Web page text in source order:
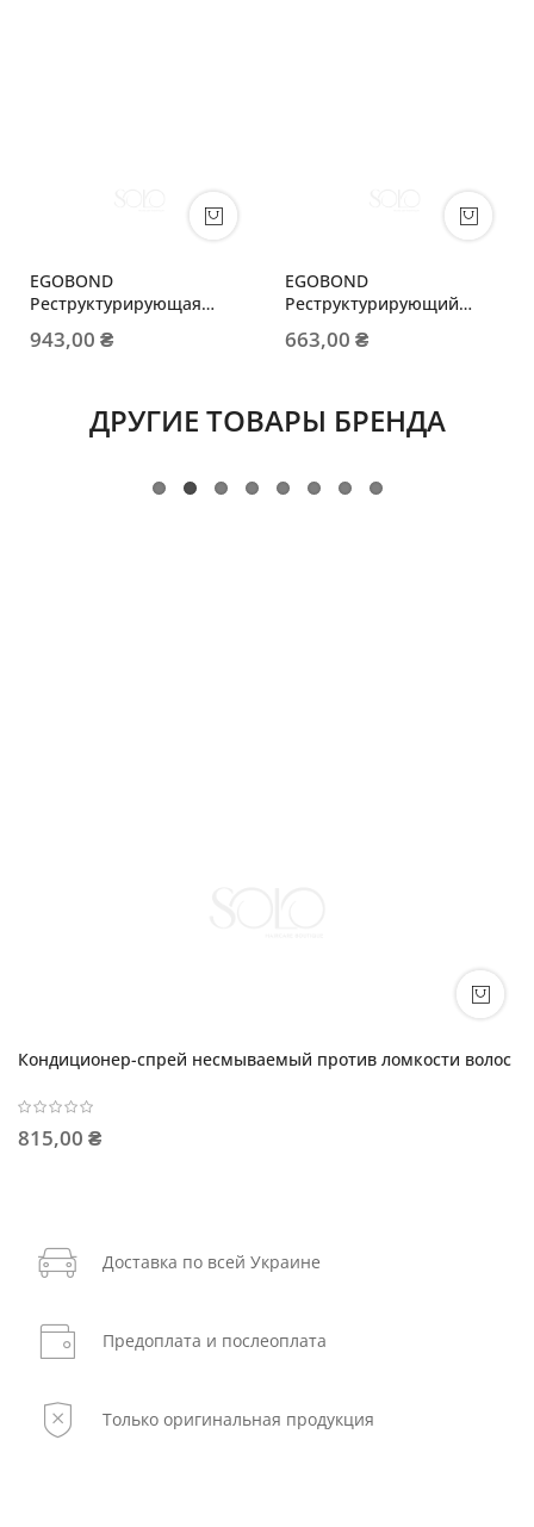
EGOBOND
Реструктурирующая
волос
943,00 ₴
EGOBOND
Реструктурирующий
поврежденных волос
663,00 ₴
ДРУГИЕ ТОВАРЫ БРЕНДА
Кондиционер-спрей несмываемый против ломкости волос
815,00 ₴
Доставка по всей Украине
Предоплата и послеоплата
Только оригинальная продукция